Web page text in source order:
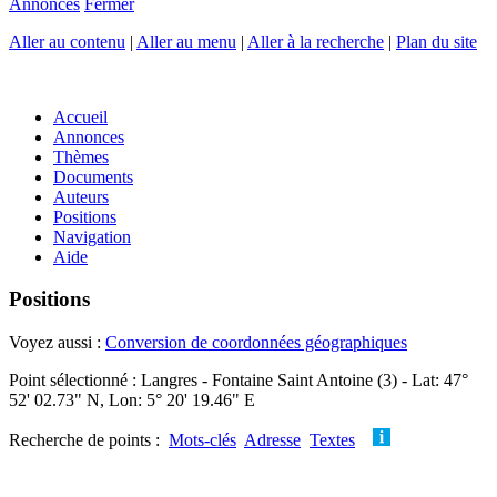
Aller au contenu | Aller au menu | Aller à la recherche | Plan du site
Accueil
Annonces
Thèmes
Documents
Auteurs
Positions
Navigation
Aide
Positions
Voyez aussi : Conversion de coordonnées géographiques
Point sélectionné : Langres - Fontaine Saint Antoine (3) - Lat: 47°
52' 02.73" N, Lon: 5° 20' 19.46" E
Recherche de points : Mots-clés Adresse Textes